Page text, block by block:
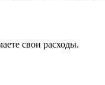
свои расходы.